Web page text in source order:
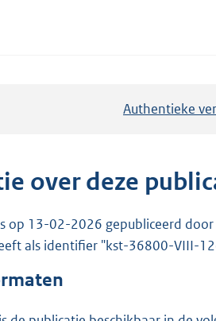
Authentieke
over deze
op 13-02-2026 gepubliceerd
als identifier "kst-36800-VIII-